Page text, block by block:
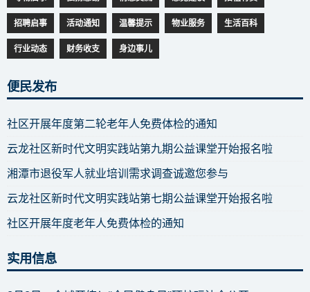
招聘启事 活动通知 温馨提示 物业服务 生活百科
行业动态 财务收支 身边事儿
便民发布
社区开展年度第二轮老年人免费体检的通知
云龙社区新时代文明实践站第九期公益课堂开始报名啦
湘潭市退役军人就业培训需求调查诚邀您参与
云龙社区新时代文明实践站第七期公益课堂开始报名啦
社区开展年度老年人免费体检的通知
实用信息